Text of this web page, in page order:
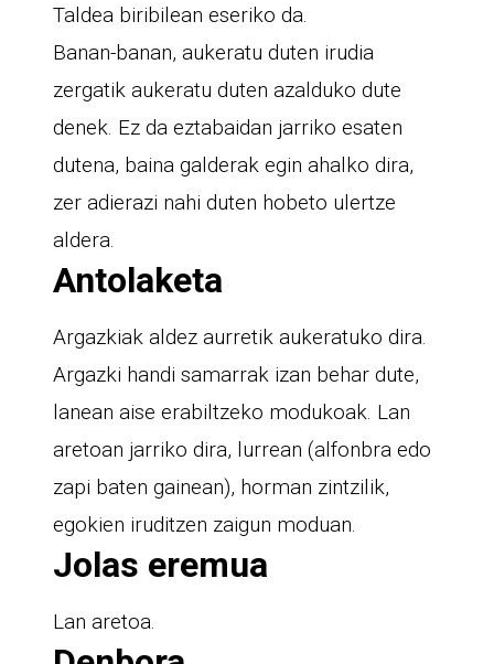
Taldea biribilean eseriko da.
Banan-banan, aukeratu duten irudia
zergatik aukeratu duten azalduko dute
denek. Ez da eztabaidan jarriko esaten
dutena, baina galderak egin ahalko dira,
zer adierazi nahi duten hobeto ulertze
aldera.
Antolaketa
Argazkiak aldez aurretik aukeratuko dira.
Argazki handi samarrak izan behar dute,
lanean aise erabiltzeko modukoak. Lan
aretoan jarriko dira, lurrean (alfonbra edo
zapi baten gainean), horman zintzilik,
egokien iruditzen zaigun moduan.
Jolas eremua
Lan aretoa.